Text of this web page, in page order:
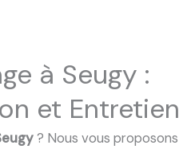
à Seugy :
et Entretien
? Nous vous proposons